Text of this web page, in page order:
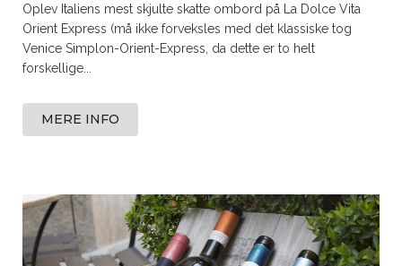
Oplev Italiens mest skjulte skatte ombord på La Dolce Vita
Orient Express (må ikke forveksles med det klassiske tog
Venice Simplon-Orient-Express, da dette er to helt
forskellige...
MERE INFO